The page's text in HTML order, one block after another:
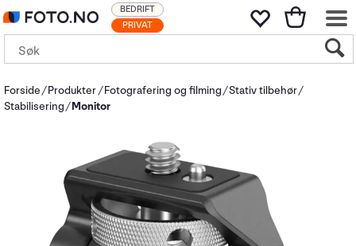
PRIVAT
BEDRIFT
Forside Produkter Fotografering og filming Stativ tilbehør
Stabilisering
Monitor